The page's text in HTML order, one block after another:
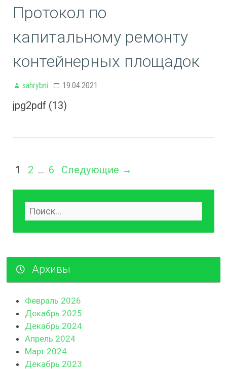
Протокол по
капитальному ремонту
контейнерных площадок
sahrybni 19.04.2021
jpg2pdf (13)
1 2 … 6 Следующие →
Архивы
Февраль 2026
Декабрь 2025
Декабрь 2024
Апрель 2024
Март 2024
Декабрь 2023